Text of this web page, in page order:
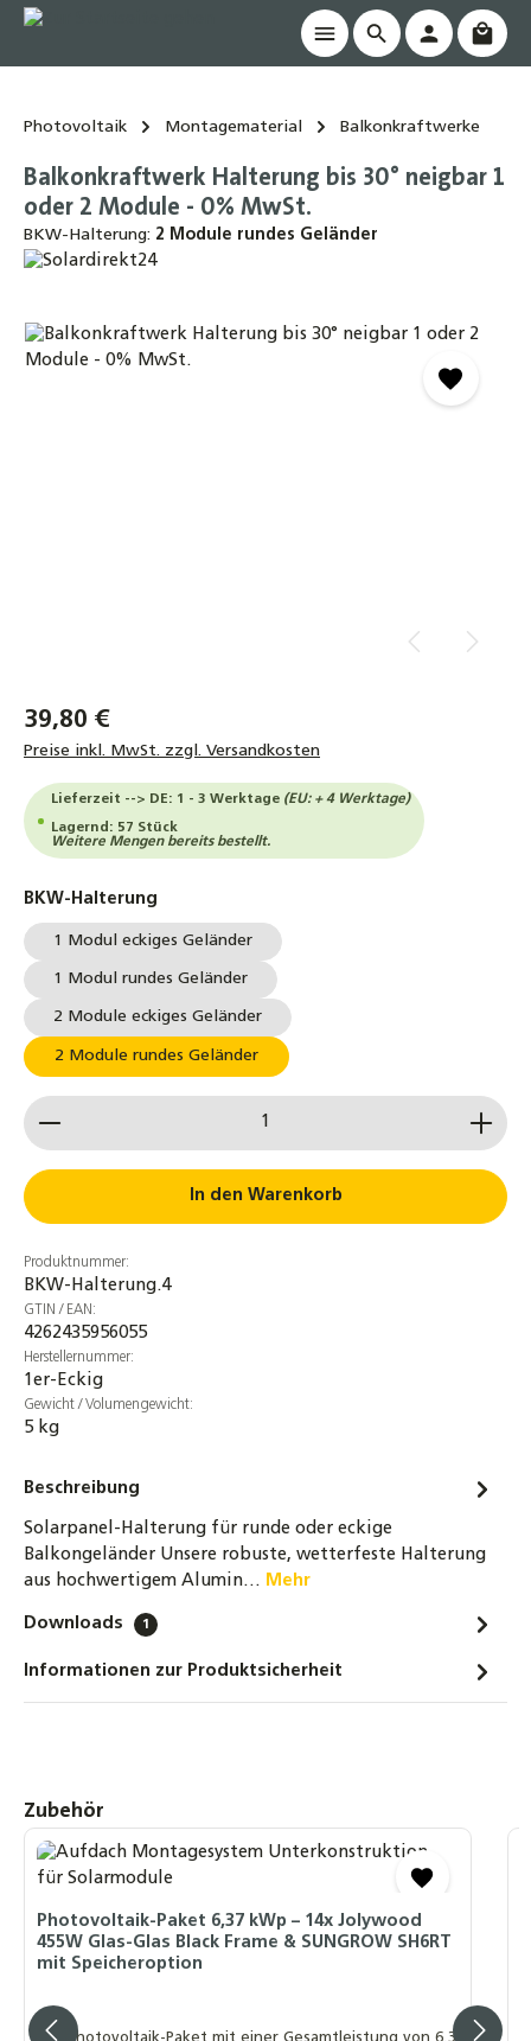
springen
Photovoltaik Montagematerial Balkonkraftwerke
Balkonkraftwerk Halterung bis 30° neigbar 1
oder 2 Module - 0% MwSt.
BKW-Halterung: 2 Module rundes Geländer
Bildergalerie überspringen
39,80 €
Preise inkl. MwSt. zzgl. Versandkosten
Lieferzeit --> DE: 1 - 3 Werktage (EU: + 4 Werktage)
Lagernd: 57 Stück
Weitere Mengen bereits bestellt.
BKW-Halterung
1 Modul eckiges Geländer
1 Modul rundes Geländer
2 Module eckiges Geländer
2 Module rundes Geländer
Produkt Anzahl: Gib den gewünschten Wert ein
In den Warenkorb
Produktnummer:
BKW-Halterung.4
GTIN / EAN:
4262435956055
Herstellernummer:
1er-Eckig
Gewicht / Volumengewicht:
5 kg
Beschreibung
Solarpanel-Halterung für runde oder eckige
Balkongeländer Unsere robuste, wetterfeste Halterung
aus hochwertigem Alumin… Mehr
Downloads 1
Informationen zur Produktsicherheit
Produktgalerie überspringen
Zubehör
Photovoltaik-Paket 6,37 kWp – 14x Jolywood
455W Glas-Glas Black Frame & SUNGROW SH6RT
mit Speicheroption